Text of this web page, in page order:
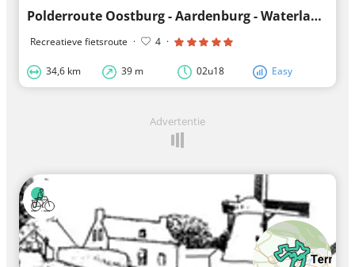
Polderroute Oostburg - Aardenburg - Waterlandkerkje
Recreatieve fietsroute · 4 ·
34,6 km 39 m 02u18 Easy
Advertentie